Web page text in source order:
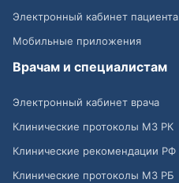
Электронный кабинет пациента
Мобильные приложения
Врачам и специалистам
Электронный кабинет врача
Клинические протоколы МЗ РК
Клинические рекомендации РФ
Клинические протоколы МЗ РБ